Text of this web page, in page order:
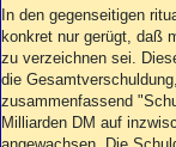
In den gegenseitigen
konkret nur gerügt, daß
zu verzeichnen sei.
die
zusammenfassend
Milliarden DM auf